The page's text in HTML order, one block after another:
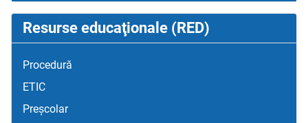
Resurse educaţionale (RED)
Procedură
ETIC
Preșcolar